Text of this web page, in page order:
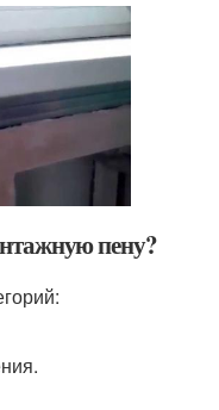
пену?